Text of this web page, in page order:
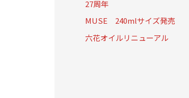
27周年
MUSE 240mlサイズ発売
六花オイルリニューアル